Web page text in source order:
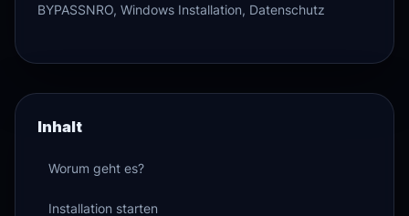
BYPASSNRO, Windows Installation, Datenschutz
Inhalt
Worum geht es?
Installation starten